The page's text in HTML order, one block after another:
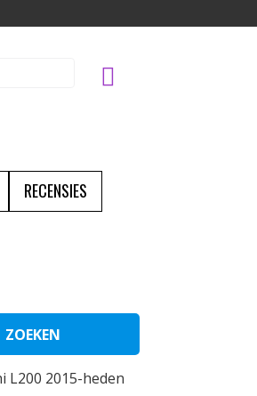
RECENSIES
ZOEKEN
2015-heden